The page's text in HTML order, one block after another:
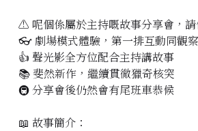
⚠️ 呢個係屬於主持嘅故事分享會，
👓 劇場模式體驗，第一排互動同觀察
👍 聲光影全方位配合主持講故事
📚 斐然新作，繼續貫徹獵奇核突
🚇 分享會後仍然會有尾班車恭候
📖 故事簡介：